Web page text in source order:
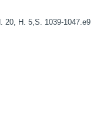
20, H. 5,S. 1039-1047.e9